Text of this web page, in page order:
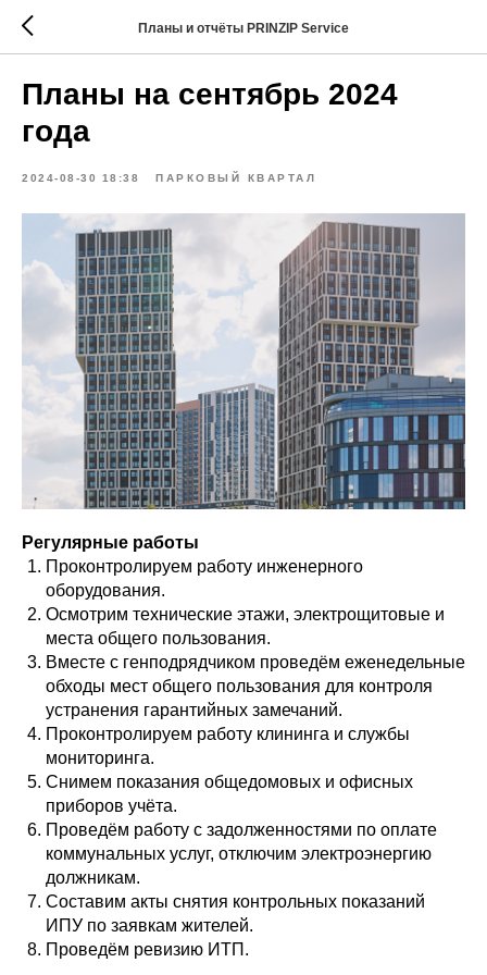
Планы и отчёты PRINZIP Service
Планы на сентябрь 2024
года
2024-08-30 18:38 ПАРКОВЫЙ КВАРТАЛ
Регулярные работы
Проконтролируем работу инженерного
оборудования.
Осмотрим технические этажи, электрощитовые и
места общего пользования.
Вместе с генподрядчиком проведём еженедельные
обходы мест общего пользования для контроля
устранения гарантийных замечаний.
Проконтролируем работу клининга и службы
мониторинга.
Снимем показания общедомовых и офисных
приборов учёта.
Проведём работу с задолженностями по оплате
коммунальных услуг, отключим электроэнергию
должникам.
Составим акты снятия контрольных показаний
ИПУ по заявкам жителей.
Проведём ревизию ИТП.